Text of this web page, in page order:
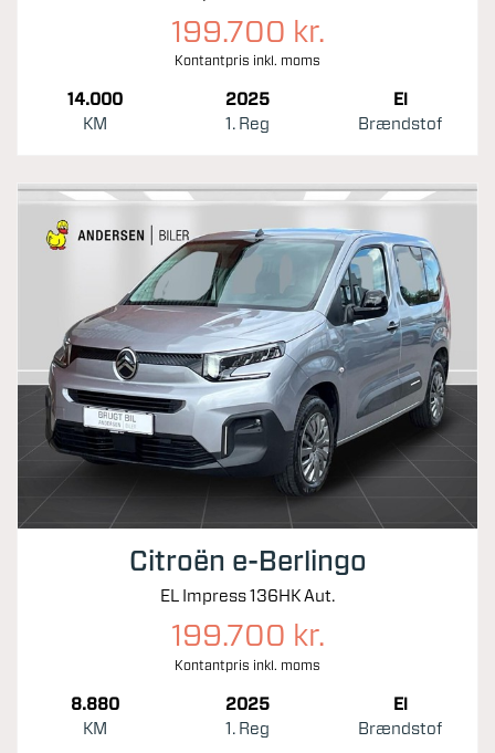
199.700 kr.
Kontantpris inkl. moms
14.000
KM
2025
1. Reg
El
Brændstof
Citroën e-Berlingo
EL Impress 136HK Aut.
199.700 kr.
Kontantpris inkl. moms
8.880
KM
2025
1. Reg
El
Brændstof